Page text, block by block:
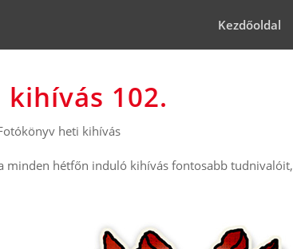
Kezdőoldal
102.
heti kihívás
minden hétfőn induló kihívás fontosabb tudnivalóit,